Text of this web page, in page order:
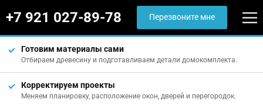
+7 921 027-89-78 Перезвоните мне
Готовим материалы сами
Отбираем древесину и подготавливаем детали домокомплекта.
Корректируем проекты
Меняем планировку, расположение окон, дверей и перегородок.